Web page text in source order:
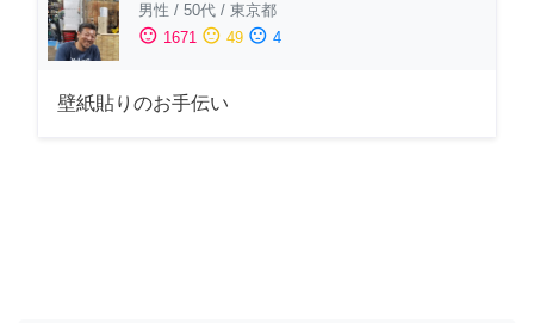
男性 / 50代 / 東京都
sentiment_satisfied 1671 sentiment_neutral 49 sentiment_dissatisfied 4
壁紙貼りのお手伝い